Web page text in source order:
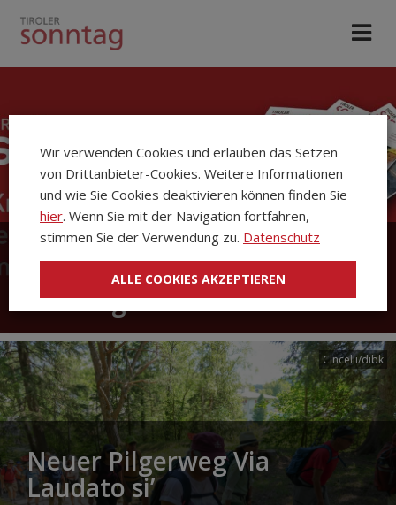
Die Kirchenzeitung Tiroler
Sonntag
Cincelli/dibk
Neuer Pilgerweg Via
Laudato si’
Wir verwenden Cookies und erlauben das Setzen
von Drittanbieter-Cookies. Weitere Informationen
und wie Sie Cookies deaktivieren können finden Sie
hier. Wenn Sie mit der Navigation fortfahren,
stimmen Sie der Verwendung zu. Datenschutz
ALLE COOKIES AKZEPTIEREN